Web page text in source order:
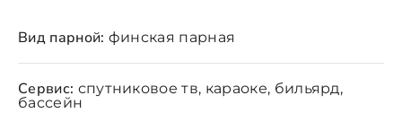
Вид парной: финская парная
Сервис: спутниковое тв, караоке, бильярд,
бассейн